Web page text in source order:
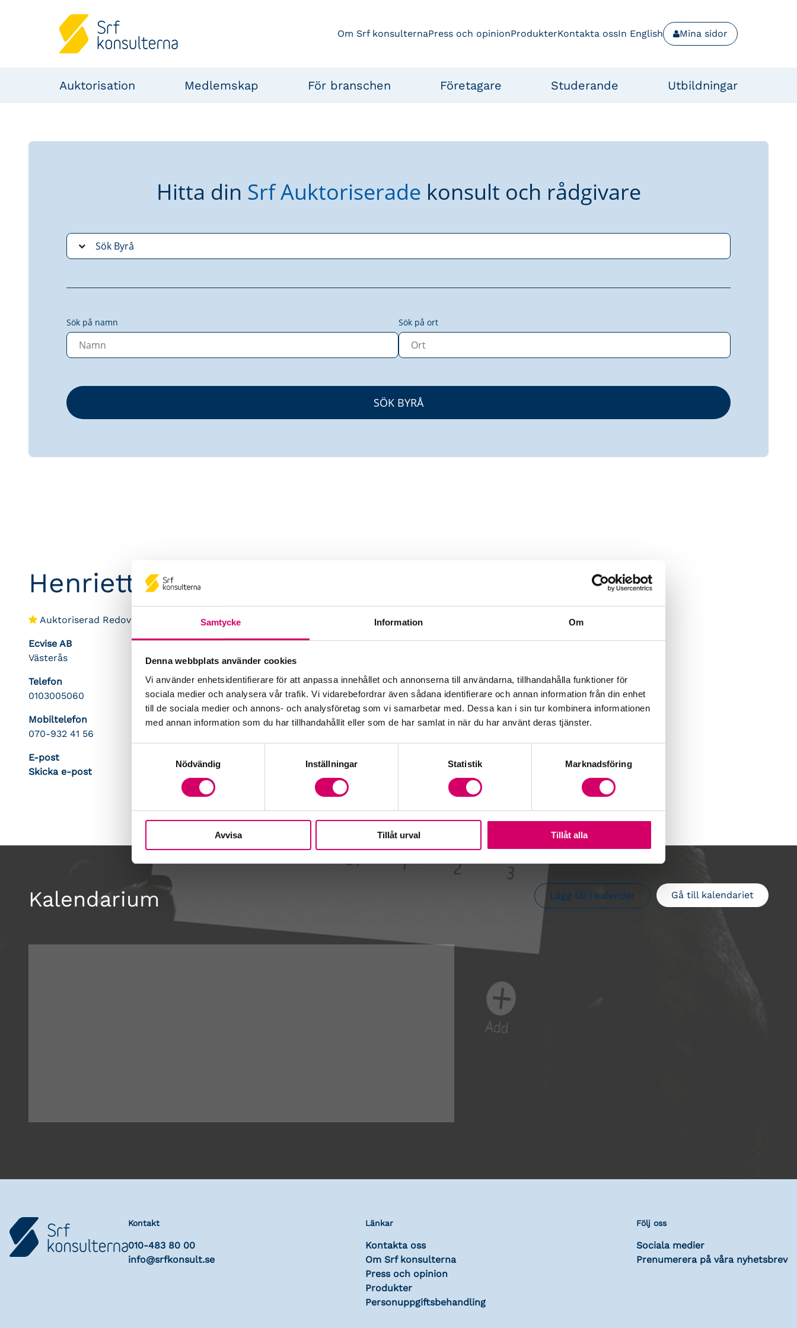
Samtycke Information Om
Denna webbplats använder cookies
Vi använder enhetsidentifierare för att anpassa innehållet och annonserna till användarna, tillhandahålla funktioner för
sociala medier och analysera vår trafik. Vi vidarebefordrar även sådana identifierare och annan information från din enhet
till de sociala medier och annons- och analysföretag som vi samarbetar med. Dessa kan i sin tur kombinera informationen
med annan information som du har tillhandahållit eller som de har samlat in när du har använt deras tjänster.
Nödvändig
Inställningar Statistik Marknadsföring
Avvisa Tillåt urval Tillåt alla
Om Srf konsulternaPress och opinionProdukterKontakta ossIn English Mina sidor
Auktorisation Medlemskap För branschen Företagare Studerande Utbildningar
Hitta din Srf Auktoriserade konsult och rådgivare
Sök på namn Sök på ort
Henriette Ekh de Bernardo
Auktoriserad Redovisningskonsult
Ecvise AB
Västerås
Telefon
0103005060
Mobiltelefon
070-932 41 56
E-post
Skicka e-post
Kalendarium Gå till kalendariet
Lägg till i kalender
Kontakt
010-483 80 00
info@srfkonsult.se
Länkar
Kontakta oss
Om Srf konsulterna
Press och opinion
Produkter
Personuppgiftsbehandling
Följ oss
Sociala medier
Prenumerera på våra nyhetsbrev